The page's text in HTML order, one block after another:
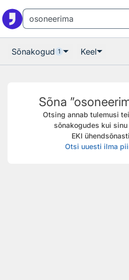
Sõnakogud 1 Keel
Sõna
Otsing annab tulemusi
sõnakogudes kui
EKI
Otsi uuesti ilma